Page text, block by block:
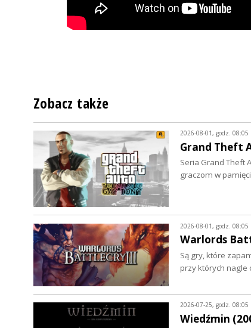
Zobacz także
2026-08-01, godz. 08:05
Grand Theft
Seria Grand Theft
graczom w
2026-08-01, godz. 08:05
Warlords
Są gry, które
przy których
2026-07-25, godz. 08:05
Wiedźmin